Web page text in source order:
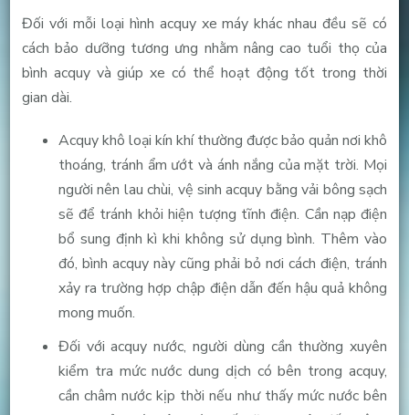
Đối với mỗi loại hình acquy xe máy khác nhau đều sẽ có
cách bảo dưỡng tương ưng nhằm nâng cao tuổi thọ của
bình acquy và giúp xe có thể hoạt động tốt trong thời
gian dài.
Acquy khô loại kín khí thường được bảo quản nơi khô
thoáng, tránh ẩm ướt và ánh nắng của mặt trời. Mọi
người nên lau chùi, vệ sinh acquy bằng vải bông sạch
sẽ để tránh khỏi hiện tượng tĩnh điện. Cần nạp điện
bổ sung định kì khi không sử dụng bình. Thêm vào
đó, bình acquy này cũng phải bỏ nơi cách điện, tránh
xảy ra trường hợp chập điện dẫn đến hậu quả không
mong muốn.
Đối với acquy nước, người dùng cần thường xuyên
kiểm tra mức nước dung dịch có bên trong acquy,
cần châm nước kịp thời nếu như thấy mức nước bên